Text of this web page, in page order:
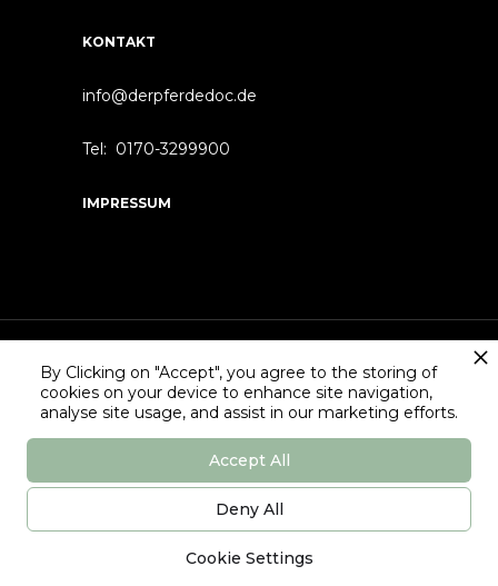
KONTAKT
info@derpferdedoc.de
Tel: 0170-3299900
IMPRESSUM
Design Powered by
By Clicking on "Accept", you agree to the storing of
cookies on your device to enhance site navigation,
analyse site usage, and assist in our marketing efforts.
Cookie Settings
Deny All
Accept All